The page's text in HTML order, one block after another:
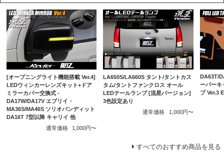
[オープニングライト機能搭載 Ver.4]
LEDウィンカーレンズキット+ドア
ミラーカバー交換式 -
DA17W/DA17V エブリイ・
MA36S/MA46S ソリオバンディット
DA16T 7型以降 キャリイ 他
通常価格
1,000円〜
LA650S/LA660S タント/タントカス
タム/タントファンクロス オール
LEDテールランプ [流星バージョン]
3色設定あり
通常価格
1,000円〜
DA63T/
ーパーキ
プ Ver.3
すべてのおすすめ商品を見る